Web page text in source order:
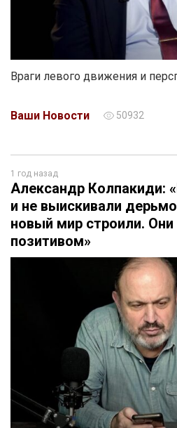
Враги левого движения и
Ваши Новости 50932
1 год назад
Александр Колпакиди:
и не выискивали
новый мир строили. Они
позитивом»